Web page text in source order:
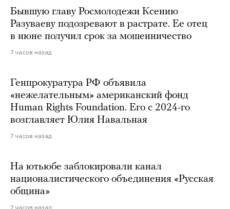
Бывшую главу Росмолодежи Ксению
Разуваеву подозревают в растрате. Ее отец
в июне получил срок за мошенничество
7 часов назад
Генпрокуратура РФ объявила
«нежелательным» американский фонд
Human Rights Foundation. Его с 2024-го
возглавляет Юлия Навальная
7 часов назад
На ютьюбе заблокировали канал
националистического объединения «Русская
община»